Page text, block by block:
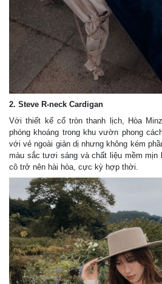
2. Steve R-neck Cardigan
Với thiết kế cổ tròn thanh lịch, Hòa
phóng khoáng trong khu vườn phong
với vẻ ngoài giản dị nhưng không kém
màu sắc tươi sáng và chất liệu mềm mịn
cô trở nên hài hòa, cực kỳ hợp thời.